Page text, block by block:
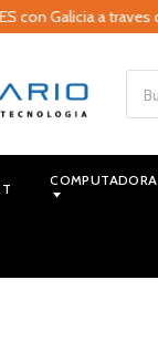
con Galicia a traves